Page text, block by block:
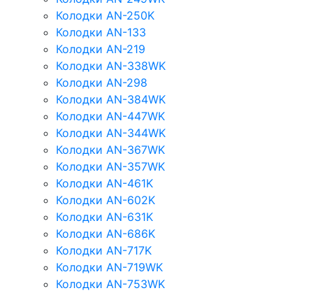
Колодки AN-250K
Колодки AN-133
Колодки AN-219
Колодки AN-338WK
Колодки AN-298
Колодки AN-384WK
Колодки AN-447WK
Колодки AN-344WK
Колодки AN-367WK
Колодки AN-357WK
Колодки AN-461K
Колодки AN-602K
Колодки AN-631K
Колодки AN-686K
Колодки AN-717K
Колодки AN-719WK
Колодки AN-753WK